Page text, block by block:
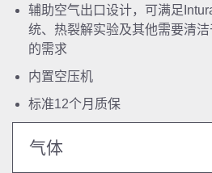
辅助空气出口设计，可满足
统、热裂解实验及其他需要清
的需求
内置空压机
标准12个月质保
气体